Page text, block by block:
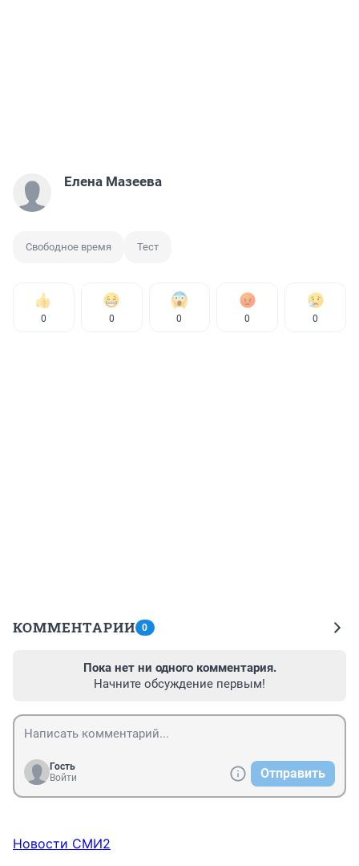
Елена Мазеева
Свободное время Тест
0 0 0 0 0
КОММЕНТАРИИ 0
Пока нет ни одного комментария.
Начните обсуждение первым!
Гость
Войти
Отправить
Новости СМИ2